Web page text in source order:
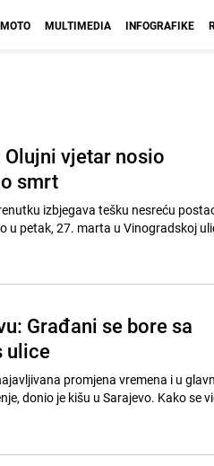
MULTIMEDIA INFOGRAFIKE
vjetar nosio
smrt
izbjegava tešku nesreću
u petak, 27. marta u Vinogradskoj
Građani se bore sa
ulice
promjena vremena i u
donio je kišu u Sarajevo. Kako se